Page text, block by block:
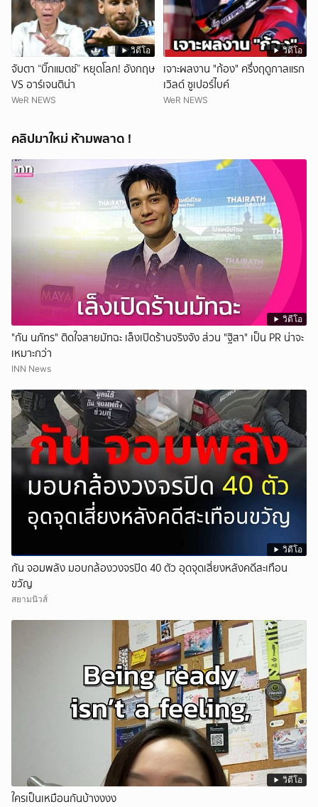
วิดีโอ
จับตา “บิ๊กแมตช์” หยุดโลก! อังกฤษ
VS อาร์เจนติน่า
WeR NEWS
วิดีโอ
เจาะผลงาน "ก้อง" ครึ่งฤดูกาลแรก
เวิลด์ ซูเปอร์ไบค์
WeR NEWS
คลิปมาใหม่ ห้ามพลาด !
วิดีโอ
"กัน นภัทร" ติดใจสายมัทฉะ เล็งเปิดร้านจริงจัง ส่วน "ฐิสา" เป็น PR น่าจะ
เหมาะกว่า
INN News
วิดีโอ
กัน จอมพลัง มอบกล้องวงจรปิด 40 ตัว อุดจุดเสี่ยงหลังคดีสะเทือน
ขวัญ
สยามนิวส์
วิดีโอ
ใครเป็นเหมือนกันบ้างงงง